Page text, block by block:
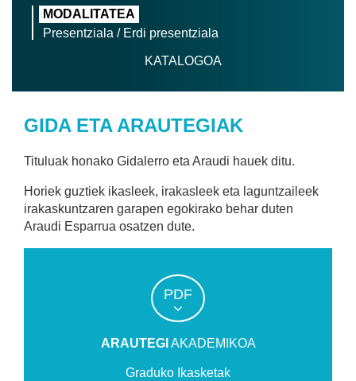
MODALITATEA
Presentziala / Erdi presentziala
KATALOGOA
GIDA ETA ARAUTEGIAK
Tituluak honako Gidalerro eta Araudi hauek ditu.
Horiek guztiek ikasleek, irakasleek eta laguntzaileek
irakaskuntzaren garapen egokirako behar duten
Araudi Esparrua osatzen dute.
PDF
ARAUTEGI AKADEMIKOA
Graduko Ikasketak